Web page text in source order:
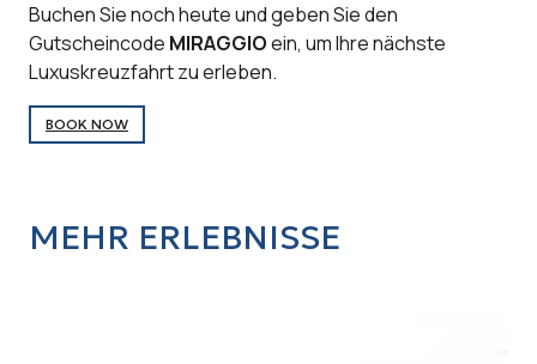
Buchen Sie noch heute und geben Sie den
Gutscheincode MIRAGGIOein, um Ihre nächste
Luxuskreuzfahrt zu erleben.
BOOK NOW
MEHR ERLEBNISSE